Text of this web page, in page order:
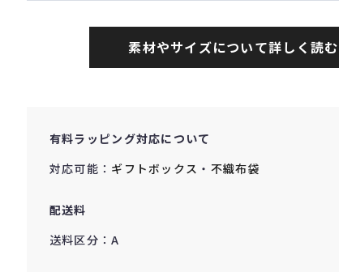
素材やサイズについて詳しく読む
有料ラッピング対応について
対応可能： ギフトボックス ・ 不織布袋
配送料
送料区分：A